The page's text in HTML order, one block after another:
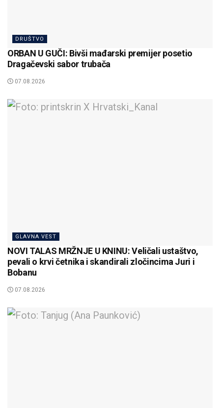
DRUŠTVO
ORBAN U GUČI: Bivši mađarski premijer posetio
Dragačevski sabor trubača
07.08.2026
GLAVNA VEST
NOVI TALAS MRŽNJE U KNINU: Veličali ustaštvo,
pevali o krvi četnika i skandirali zločincima Juri i
Bobanu
07.08.2026